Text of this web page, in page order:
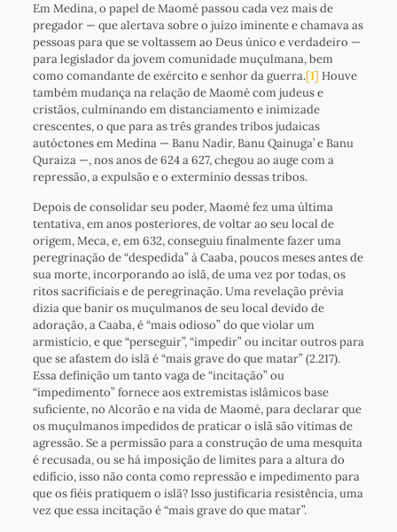
Em Medina, o papel de Maomé passou cada vez mais de
pregador — que alertava sobre o juízo iminente e chamava as
pessoas para que se voltassem ao Deus único e verdadeiro —
para legislador da jovem comunidade muçulmana, bem
como comandante de exército e senhor da guerra.[1] Houve
também mudança na relação de Maomé com judeus e
cristãos, culminando em distanciamento e inimizade
crescentes, o que para as três grandes tribos judaicas
autóctones em Medina — Banu Nadir, Banu Qainuga’ e Banu
Quraiza —, nos anos de 624 a 627, chegou ao auge com a
repressão, a expulsão e o extermínio dessas tribos.
Depois de consolidar seu poder, Maomé fez uma última
tentativa, em anos posteriores, de voltar ao seu local de
origem, Meca, e, em 632, conseguiu finalmente fazer uma
peregrinação de “despedida” à Caaba, poucos meses antes de
sua morte, incorporando ao islã, de uma vez por todas, os
ritos sacrificiais e de peregrinação. Uma revelação prévia
dizia que banir os muçulmanos de seu local devido de
adoração, a Caaba, é “mais odioso” do que violar um
armistício, e que “perseguir”, “impedir” ou incitar outros para
que se afastem do islã é “mais grave do que matar” (2.217).
Essa definição um tanto vaga de “incitação” ou
“impedimento” fornece aos extremistas islâmicos base
suficiente, no Alcorão e na vida de Maomé, para declarar que
os muçulmanos impedidos de praticar o islã são vítimas de
agressão. Se a permissão para a construção de uma mesquita
é recusada, ou se há imposição de limites para a altura do
edifício, isso não conta como repressão e impedimento para
que os fiéis pratiquem o islã? Isso justificaria resistência, uma
vez que essa incitação é “mais grave do que matar”.